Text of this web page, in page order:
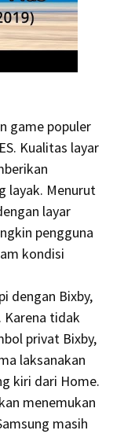
game populer
Kualitas layar
layak. Menurut
layar
pengguna
kondisi
dengan Bixby,
Karena tidak
privat Bixby,
laksanakan
kiri dari Home.
menemukan
masih